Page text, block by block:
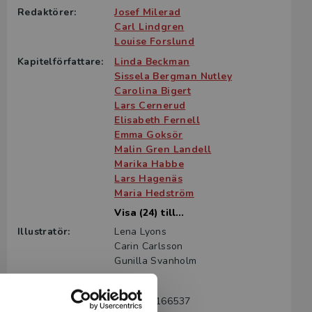
Redaktörer:
Josef Milerad
Carl Lindgren
Louise Forslund
Kapitelförfattare:
Linda Beckman
Sissela Bergman Nutley
Carolina Bigert
Lars Cernerud
Elisabeth Fernell
Emma Goksör
Malin Gren Landell
Marika Habbe
Lars Hagenäs
Maria Hedström
Visa (24) till...
Illustratör:
Lena Lyons
Carin Carlsson
Gunilla Svanholm
9789144166537